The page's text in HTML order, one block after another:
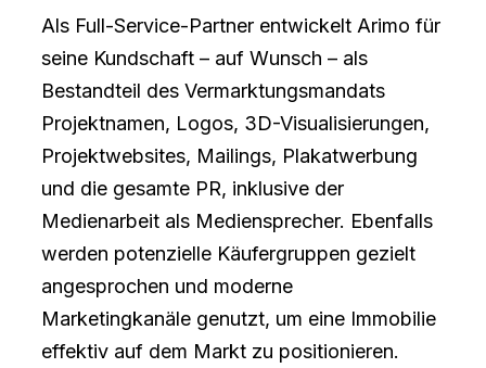
Als Full-Service-Partner entwickelt Arimo für
seine Kundschaft – auf Wunsch – als
Bestandteil des Vermarktungsmandats
Projektnamen, Logos, 3D-Visualisierungen,
Projektwebsites, Mailings, Plakatwerbung
und die gesamte PR, inklusive der
Medienarbeit als Mediensprecher. Ebenfalls
werden potenzielle Käufergruppen gezielt
angesprochen und moderne
Marketingkanäle genutzt, um eine Immobilie
effektiv auf dem Markt zu positionieren.